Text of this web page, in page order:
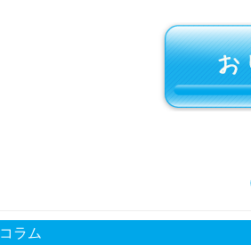
コラム